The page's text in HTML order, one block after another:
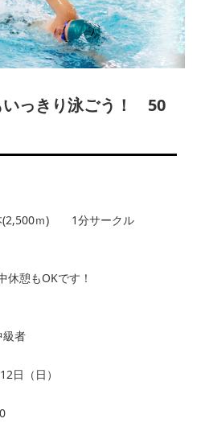
いっきり泳ごう！ 50
(2,500ｍ) 1分サークル
休憩もOKです！
者
（日）